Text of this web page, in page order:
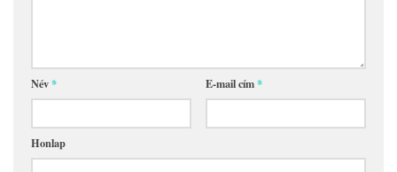
Név* E-mail cím*
Honlap